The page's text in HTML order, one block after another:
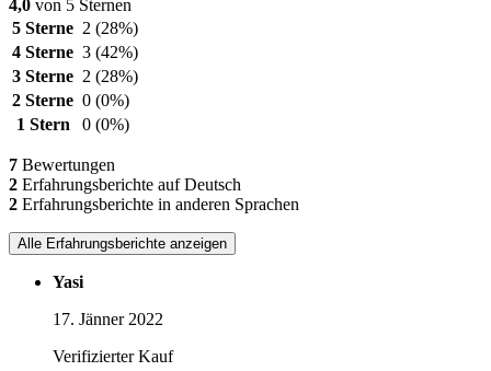
4,0 von 5 Sternen
5 Sterne 2 (28%)
4 Sterne 3 (42%)
3 Sterne 2 (28%)
2 Sterne 0 (0%)
1 Stern
0 (0%)
7 Bewertungen
2 Erfahrungsberichte auf Deutsch
2 Erfahrungsberichte in anderen Sprachen
Alle Erfahrungsberichte anzeigen
Yasi
17. Jänner 2022
Verifizierter Kauf